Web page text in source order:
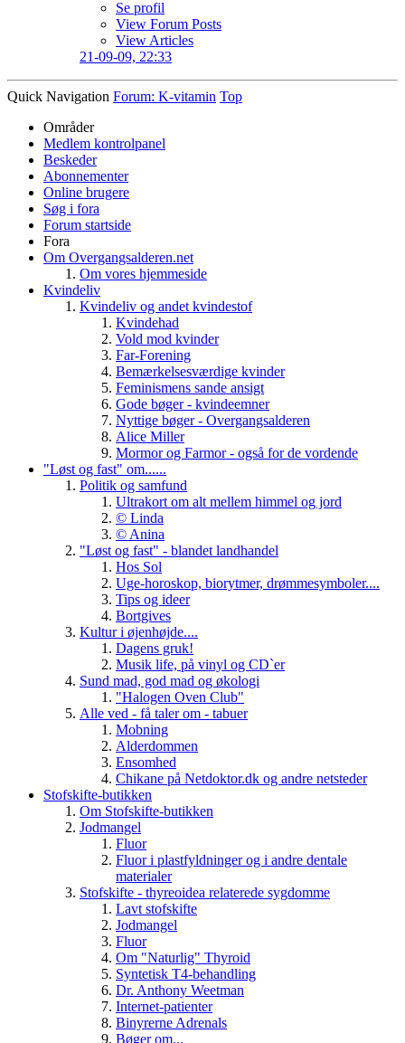
Se profil
View Forum Posts
View Articles
21-09-09, 22:33
Quick Navigation Forum: K-vitamin Top
Områder
Medlem kontrolpanel
Beskeder
Abonnementer
Online brugere
Søg i fora
Forum startside
Fora
Om Overgangsalderen.net
Om vores hjemmeside
Kvindeliv
Kvindeliv og andet kvindestof
Kvindehad
Vold mod kvinder
Far-Forening
Bemærkelsesværdige kvinder
Feminismens sande ansigt
Gode bøger - kvindeemner
Nyttige bøger - Overgangsalderen
Alice Miller
Mormor og Farmor - også for de vordende
"Løst og fast" om......
Politik og samfund
Ultrakort om alt mellem himmel og jord
© Linda
© Anina
"Løst og fast" - blandet landhandel
Hos Sol
Uge-horoskop, biorytmer, drømmesymboler....
Tips og ideer
Bortgives
Kultur i øjenhøjde....
Dagens gruk!
Musik life, på vinyl og CD`er
Sund mad, god mad og økologi
"Halogen Oven Club"
Alle ved - få taler om - tabuer
Mobning
Alderdommen
Ensomhed
Chikane på Netdoktor.dk og andre netsteder
Stofskifte-butikken
Om Stofskifte-butikken
Jodmangel
Fluor
Fluor i plastfyldninger og i andre dentale
materialer
Stofskifte - thyreoidea relaterede sygdomme
Lavt stofskifte
Jodmangel
Fluor
Om "Naturlig" Thyroid
Syntetisk T4-behandling
Dr. Anthony Weetman
Internet-patienter
Binyrerne Adrenals
Bøger om...